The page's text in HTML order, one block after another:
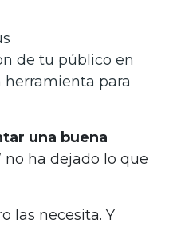
de tu público en
herramienta para
una buena
no ha dejado lo que
las necesita. Y